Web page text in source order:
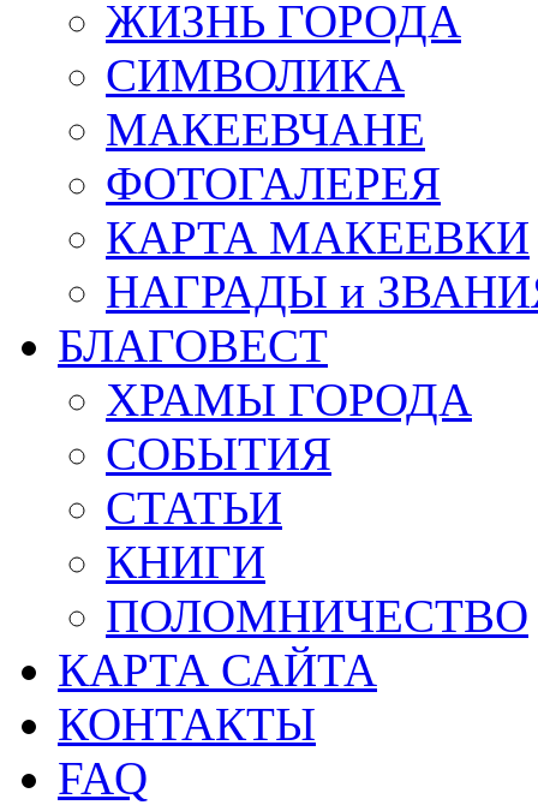
ЖИЗНЬ ГОРОДА
СИМВОЛИКА
МАКЕЕВЧАНЕ
ФОТОГАЛЕРЕЯ
КАРТА МАКЕЕВКИ
НАГРАДЫ и
БЛАГОВЕСТ
ХРАМЫ ГОРОДА
СОБЫТИЯ
СТАТЬИ
КНИГИ
ПОЛОМНИЧЕСТВО
КАРТА САЙТА
КОНТАКТЫ
FAQ